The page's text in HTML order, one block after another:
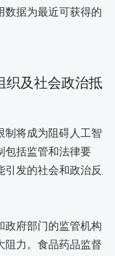
数据为最近可获得的
织及社会政治抵
制将成为阻碍人工智
包括监管和法律要
发的社会和政治反
政府部门的监管机构
阻力。食品药品监督